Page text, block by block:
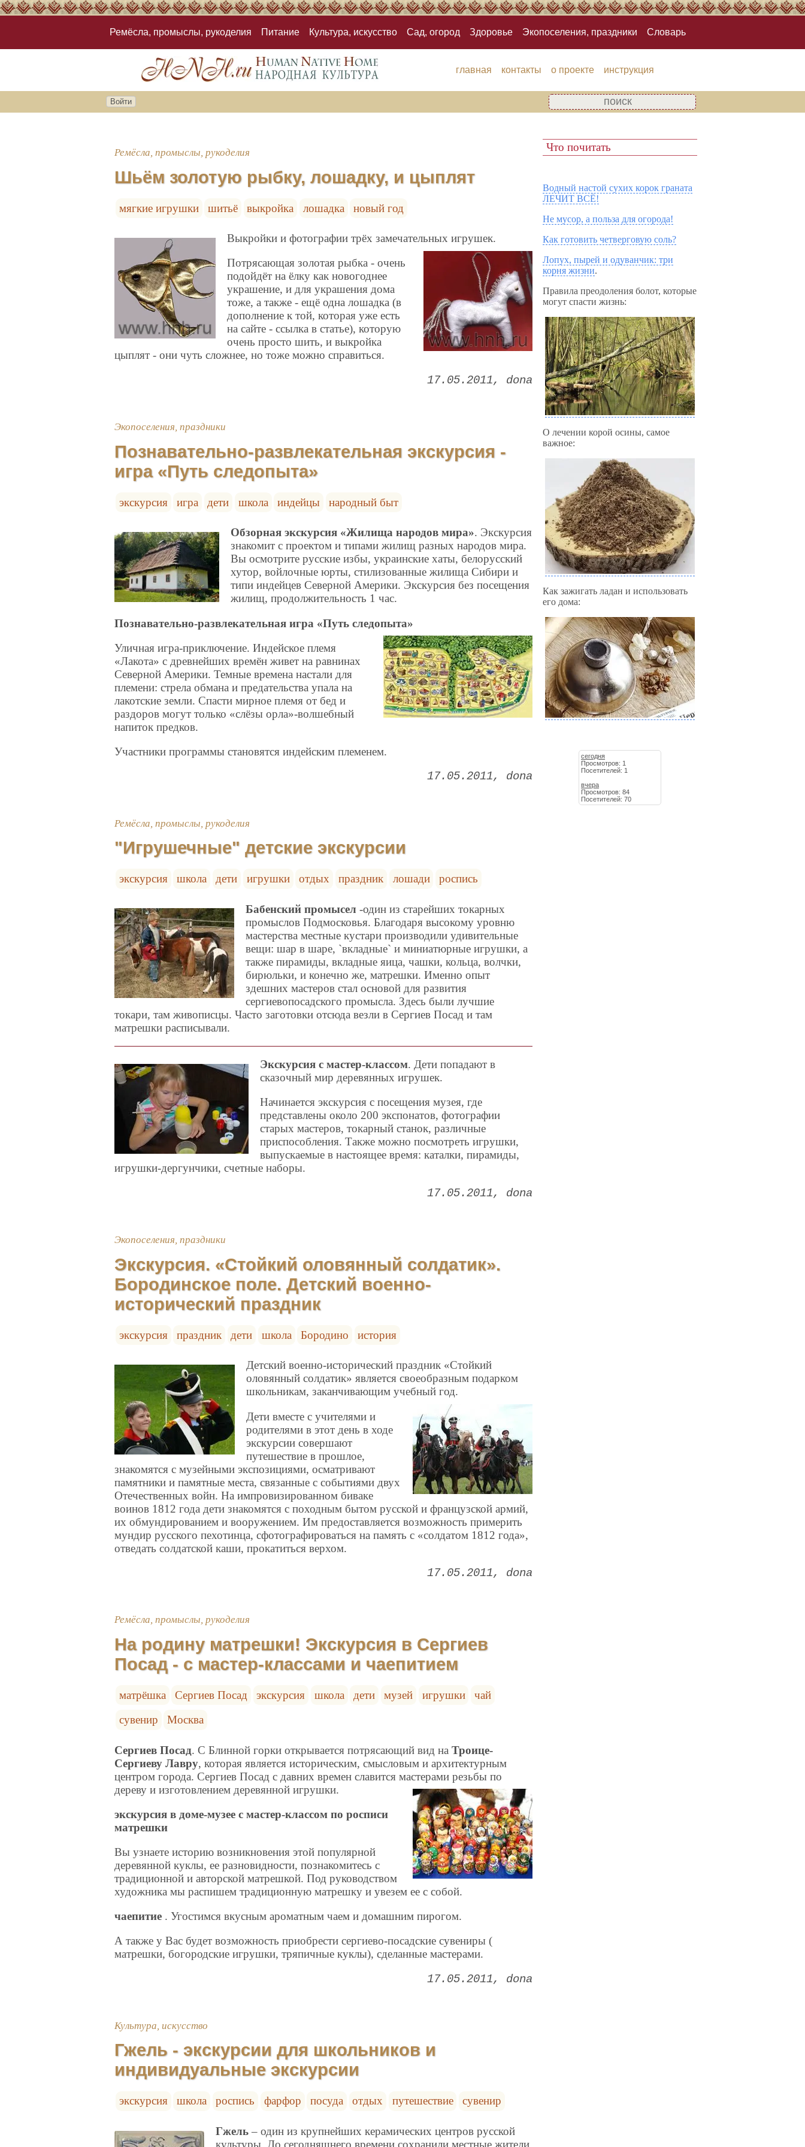
Ремёсла, промыслы, рукоделия Питание Культура, искусство Сад, огород Здоровье Экопоселения, праздники Словарь
главная контакты о проекте инструкция
Войти
Ремёсла, промыслы, рукоделия
Шьём золотую рыбку, лошадку, и цыплят
мягкие игрушки шитьё выкройка лошадка новый год
Выкройки и фотографии трёх замечательных игрушек.
Потрясающая золотая рыбка - очень
подойдёт на ёлку как новогоднее
украшение, и для украшения дома
тоже, а также - ещё одна лошадка (в
дополнение к той, которая уже есть
на сайте - ссылка в статье), которую
очень просто шить, и выкройка
цыплят - они чуть сложнее, но тоже можно справиться.
17.05.2011 dona
Экопоселения, праздники
Познавательно-развлекательная экскурсия -
игра «Путь следопыта»
экскурсия игра дети школа индейцы народный быт
Обзорная экскурсия «Жилища народов мира». Экскурсия
знакомит с проектом и типами жилищ разных народов мира.
Вы осмотрите русские избы, украинские хаты, белорусский
хутор, войлочные юрты, стилизованные жилища Сибири и
типи индейцев Северной Америки. Экскурсия без посещения
жилищ, продолжительность 1 час.
Познавательно-развлекательная игра «Путь следопыта»
Уличная игра-приключение. Индейское племя
«Лакота» с древнейших времён живет на равнинах
Северной Америки. Темные времена настали для
племени: стрела обмана и предательства упала на
лакотские земли. Спасти мирное племя от бед и
раздоров могут только «слёзы орла»-волшебный
напиток предков.
Участники программы становятся индейским племенем.
17.05.2011 dona
Ремёсла, промыслы, рукоделия
"Игрушечные" детские экскурсии
экскурсия школа дети игрушки отдых праздник лошади роспись
Бабенский промысел -один из старейших токарных
промыслов Подмосковья. Благодаря высокому уровню
мастерства местные кустари производили удивительные
вещи: шар в шаре, `вкладные` и миниатюрные игрушки, а
также пирамиды, вкладные яица, чашки, кольца, волчки,
бирюльки, и конечно же, матрешки. Именно опыт
здешних мастеров стал основой для развития
сергиевопосадского промысла. Здесь были лучшие
токари, там живописцы. Часто заготовки отсюда везли в Сергиев Посад и там
матрешки расписывали.
Экскурсия с мастер-классом. Дети попадают в
сказочный мир деревянных игрушек.
Начинается экскурсия с посещения музея, где
представлены около 200 экспонатов, фотографии
старых мастеров, токарный станок, различные
приспособления. Также можно посмотреть игрушки,
выпускаемые в настоящее время: каталки, пирамиды,
игрушки-дергунчики, счетные наборы.
17.05.2011 dona
Экопоселения, праздники
Экскурсия. «Стойкий оловянный солдатик».
Бородинское поле. Детский военно-
исторический праздник
экскурсия праздник дети школа Бородино история
Детский военно-исторический праздник «Стойкий
оловянный солдатик» является своеобразным подарком
школьникам, заканчивающим учебный год.
Дети вместе с учителями и
родителями в этот день в ходе
экскурсии совершают
путешествие в прошлое,
знакомятся с музейными экспозициями, осматривают
памятники и памятные места, связанные с событиями двух
Отечественных войн. На импровизированном биваке
воинов 1812 года дети знакомятся с походным бытом русской и французской армий,
их обмундированием и вооружением. Им предоставляется возможность примерить
мундир русского пехотинца, сфотографироваться на память с «солдатом 1812 года»,
отведать солдатской каши, прокатиться верхом.
17.05.2011 dona
Ремёсла, промыслы, рукоделия
На родину матрешки! Экскурсия в Сергиев
Посад - с мастер-классами и чаепитием
матрёшка Сергиев Посад экскурсия школа дети музей игрушки
чай
сувенир
Москва
Сергиев Посад. С Блинной горки открывается потрясающий вид наТроице-
Сергиеву Лавру, которая является историческим, смысловым и архитектурным
центром города. Сергиев Посад с давних времен славится мастерами резьбы по
дереву и изготовлением деревянной игрушки.
экскурсия в доме-музее с мастер-классом по росписи
матрешки
Вы узнаете историю возникновения этой популярной
деревянной куклы, ее разновидности, познакомитесь с
традиционной и авторской матрешкой. Под руководством
художника мы распишем традиционную матрешку и увезем ее с собой.
чаепитие . Угостимся вкусным ароматным чаем и домашним пирогом.
А также у Вас будет возможность приобрести сергиево-посадские сувениры (
матрешки, богородские игрушки, тряпичные куклы), сделанные мастерами.
17.05.2011 dona
Культура, искусство
Гжель - экскурсии для школьников и
индивидуальные экскурсии
экскурсия школа роспись фарфор посуда отдых путешествие сувенир
Гжель – один из крупнейших керамических центров русской
культуры. До сегодняшнего времени сохранили местные жители
Что почитать
Водный настой сухих корок граната
ЛЕЧИТ ВСЁ!
Не мусор, а польза для огорода!
Как готовить четверговую соль?
Лопух, пырей и одуванчик: три
корня жизни.
Правила преодоления болот, которые
могут спасти жизнь:
О лечении корой осины, самое
важное:
Как зажигать ладан и использовать
его дома:
сегодня
Просмотров: 1
Посетителей: 1
вчера
Просмотров: 84
Посетителей: 70